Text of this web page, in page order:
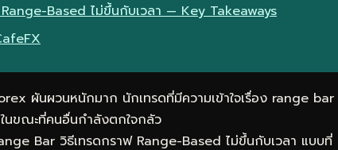
Based ไม่ขึ้นกับเวลา — Key Takeaways
ผันผวนหนักมาก นักเทรดที่มีความเข้าใจเรื่อง range bar
นขณะที่คนอื่นกำลังตกใจกลัว
Bar วิธีเทรดกราฟ Range-Based ไม่ขึ้นกับเวลา แบบที่